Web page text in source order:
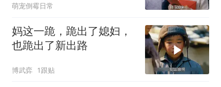
萌宠倒霉日常
妈这一跪，跪出了媳妇，
也跪出了新出路
博武弈 1跟贴